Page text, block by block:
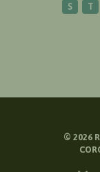
S T
© 2026